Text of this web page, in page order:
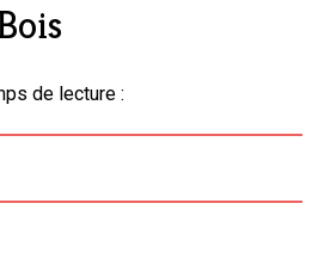
de lecture :